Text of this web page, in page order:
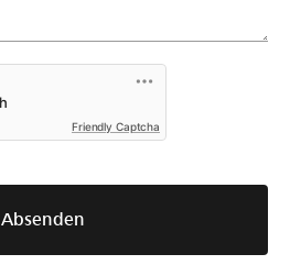
Friendly Captcha
Absenden